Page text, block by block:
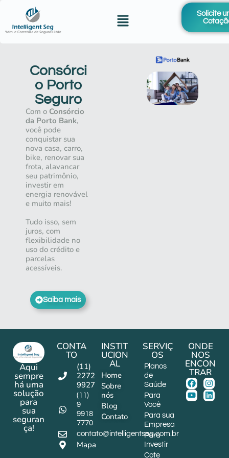
Solicite
Consórci
o Porto
Seguro
Com o Consórcio
da Porto Bank,
você pode
conquistar sua
nova casa, carro,
bike, renovar sua
frota, alavancar
seu patrimônio,
investir em
energia renovável
e muito mais!
Tudo isso, sem
juros, com
flexibilidade no
uso do crédito e
parcelas
acessíveis.
Saiba mais
Aqui
sempre
há uma
solução
para
sua
seguran
ça!
CONTA
TO
(11)
2272
9927
(11)
9
9918
7770
contato@intelligentseg.com.br
Mapa
INSTIT
UCION
AL
Home
Sobre
nós
Blog
Contato
SERVIÇ
OS
Planos
de
Saúde
Para
Você
Para sua
Empresa
Para
Investir
Cote
ONDE
NOS
ENCON
TRAR